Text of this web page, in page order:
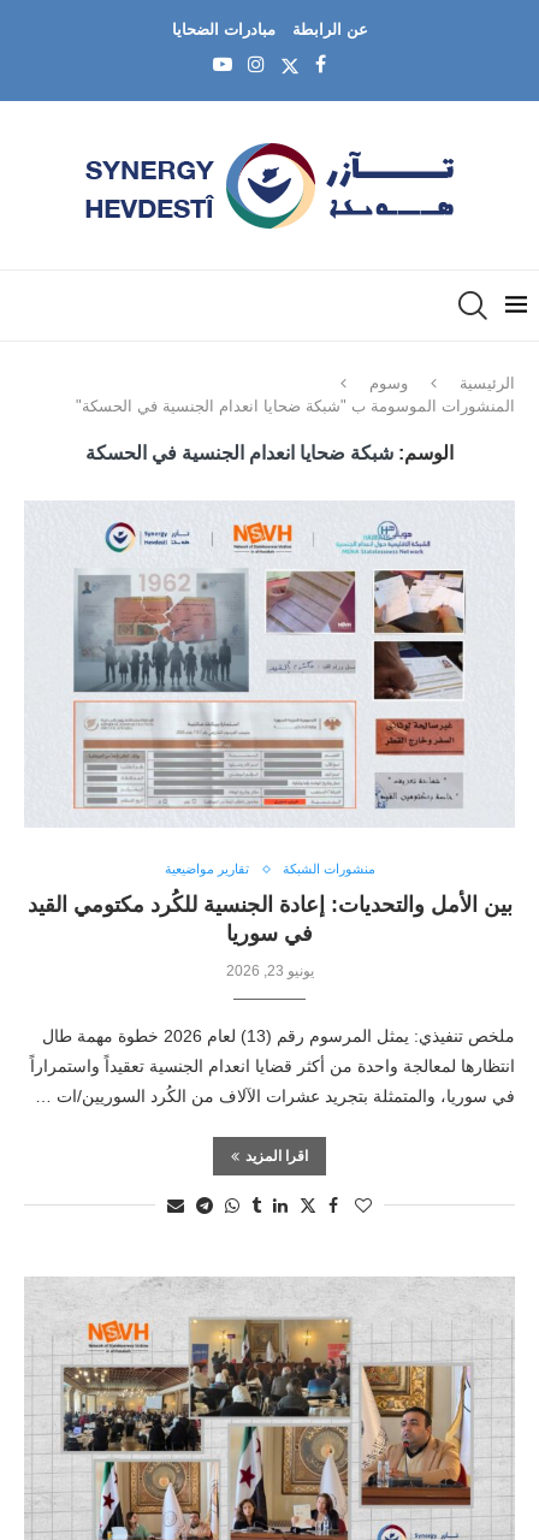
عن الرابطة مبادرات الضحايا
الرئيسية
وسوم
المنشورات الموسومة ب "شبكة ضحايا انعدام الجنسية في الحسكة"
الوسم: شبكة ضحايا انعدام الجنسية في الحسكة
منشورات الشبكة تقارير مواضيعية
بين الأمل والتحديات: إعادة الجنسية للكُرد مكتومي القيد
في سوريا
يونيو 23, 2026
ملخص تنفيذي: يمثل المرسوم رقم (13) لعام 2026 خطوة مهمة طال
انتظارها لمعالجة واحدة من أكثر قضايا انعدام الجنسية تعقيداً واستمراراً
في سوريا، والمتمثلة بتجريد عشرات الآلاف من الكُرد السوريين/ات …
اقرا المزيد